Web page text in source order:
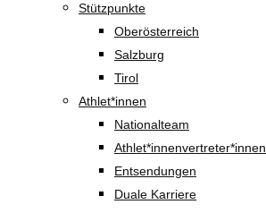
Stützpunkte
Oberösterreich
Salzburg
Tirol
Athlet*innen
Nationalteam
Athlet*innenvertreter*innen
Entsendungen
Duale Karriere